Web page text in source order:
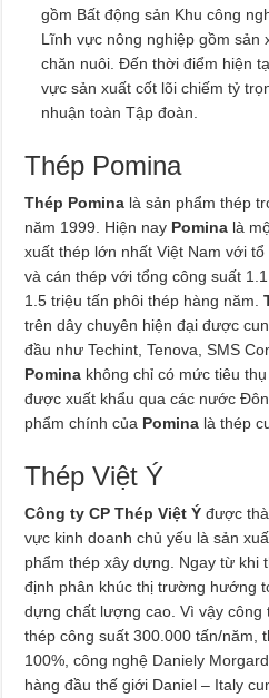
gồm Bất động sản Khu công
Lĩnh vực nông nghiệp gồm sản
chăn nuôi. Đến thời điểm hiện
vực sản xuất cốt lõi chiếm tỷ
nhuận toàn Tập đoàn.
Thép Pomina
Thép Pomina là sản phẩm thép
năm 1999. Hiện nay Pomina là
xuất thép lớn nhất Việt Nam với
và cán thép với tổng công suất
1.5 triệu tấn phôi thép hàng năm.
trên dây chuyên hiện đại được
đầu như Techint, Tenova, SMS
Pomina không chỉ có mức tiêu
được xuất khẩu qua các nước
phẩm chính của Pomina là thép
Thép Việt Ý
Công ty CP Thép Việt Ý được
vực kinh doanh chủ yếu là sản
phẩm thép xây dựng. Ngay từ khi
định phân khúc thị trường hướng
dựng chất lượng cao. Vì vậy công
thép công suất 300.000 tấn/năm,
100%, công nghệ Daniely
hàng đầu thế giới Daniel – Italy